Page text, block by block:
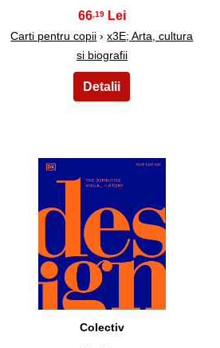
66,19
Carti pentru copii ›x3E; Arta, cultura
si biografii
15
Colectiv